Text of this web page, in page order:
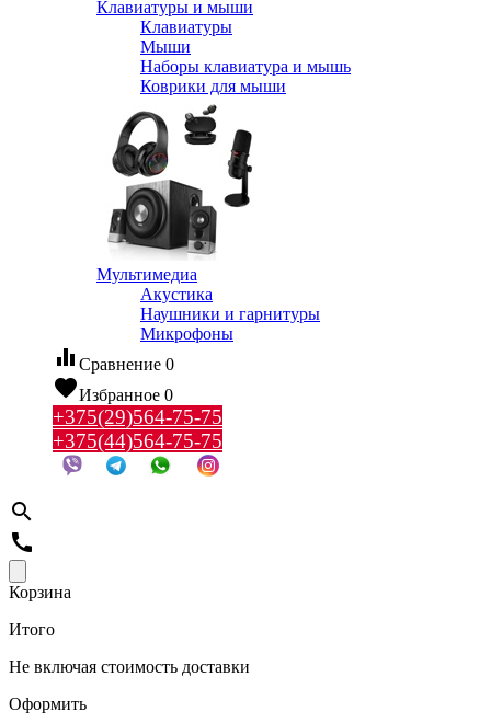
Клавиатуры и мыши
Клавиатуры
Мыши
Наборы клавиатура и мышь
Коврики для мыши
Мультимедиа
Акустика
Наушники и гарнитуры
Микрофоны
equalizer Сравнение 0
favoriteИзбранное 0
+375(29)564-75-75
+375(44)564-75-75
search
call
Корзина
Итого
Не включая стоимость доставки
Оформить